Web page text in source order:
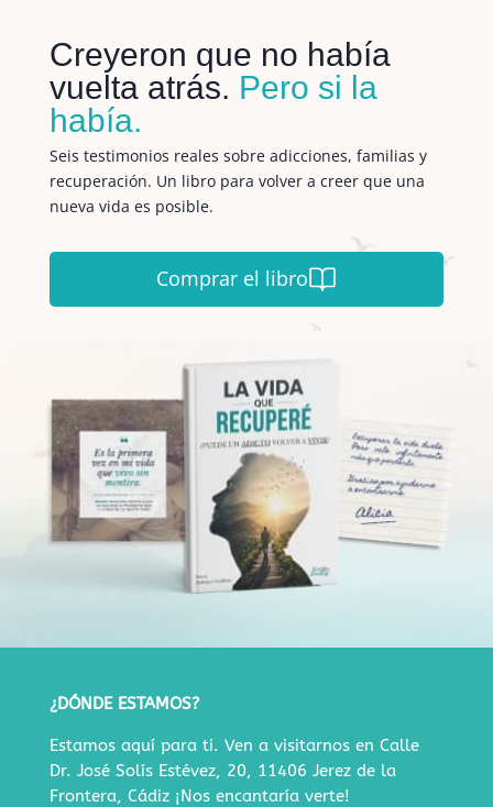
Creyeron que no había
vuelta atrás. Pero si la
había.
Seis testimonios reales sobre adicciones, familias y
recuperación. Un libro para volver a creer que una
nueva vida es posible.
Comprar el libro
¿DÓNDE ESTAMOS?
Estamos aquí para ti. Ven a visitarnos en Calle
Dr. José Solís Estévez, 20, 11406 Jerez de la
Frontera, Cádiz¡Nos encantaría verte!